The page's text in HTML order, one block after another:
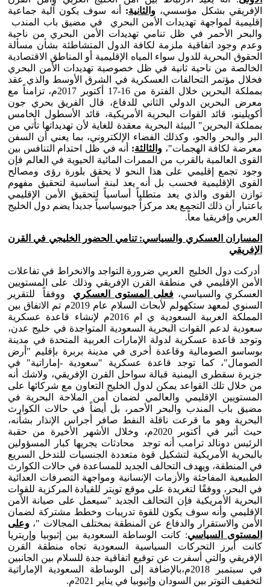
الإفريقي بشكل مؤسسي،والثانية: أنه سوف يكون آلية جماعية
إقليمية لمواجهة تهديدات الأمن البحري في مضيق باب المندب
والبحر الأحمر في ظل تنامي تهديدات الأمن البحري من ناحية
وعدم وجود اتفاقية ملزمة لكافة الدول المتشاطئة بشأن مسألة
الحقوق البحرية للدول سواء المياه الإقليمية أو المناطق الاقتصادية
الخالصة من ناحية ثانية في ظل خصوصية تهديدات الأمن البحري
فخلال مؤتمر التحالفات العسكرية في الشرق الأوسط والذي عقد
بمملكة البحرين خلال الفترة من 16-17 أكتوبر 2017م، تزامناً مع
معرض البحرين الدولي الثاني للدفاع، قال الفريق بحري جون
أكويلينو، قائد القوات البحرية الأمريكية، قائد الأسطول الخامس
بمملكة البحرين" البيئة البحرية معقدة للغاية لأن تهديداتها تأتي من
البر والبحر والجو، وكذلك الفضاء الإلكتروني، بما يعني أن السفن
معرضة لكافة الهجمات"، والثالثة:
أنه في ظل احتدام التنافس بين
القوى العالمية بالقرب من الممرات المائية الحيوية في العالم فإن
وجود تجمع إقليمي على هذا النحو لا يحقق بلورة رؤى ومصالح
القوى الإقليمية فحسب بل أنه يعد لبنة أساسية لتحقيق مفهوم
توازن القوى والذي يعد متطلباً أساسياً لتحقيق الأمن الإقليمي
باعتبار أن ذلك التجمع يعد مركزاً جيوسياسياً جديداً يضم دول الخليج
العربي وإفريقيا معاً.
المساران العسكري والسياسي: تنامي الحضور الخليجي في القرن
الإفريقي
أدركت دول الخليج العربي ضرورة التواجد والانخراط في تفاعلات
الأمن الإقليمي في منطقة القرن الإفريقي وذلك على المستويين
العسكري والسياسي، فعلى المستوى العسكري ووفقاً للتقرير
السنوي لمعهد ستكهولم لأبحاث السلام عام 2019م تم الاتفاق بين
المملكة العربية السعودية ي ام 2016م لإنشاء قاعدة عسكرية
سعودية لدعم القوات البحرية السعودية المتواجدة في خليج عدن،
وتوجد قاعدة عسكرية لدولة الإمارات العربية المتحدة في مدينة
بوساسو الصومالية وقاعدة أخرى في مدينة بربرة بإقليم "أرض
الصومال"، كما توجد قاعدة عسكرية "سعودية -إماراتية" في
جزيرة سقطرى اليمنية قبالة سواحل القرن الإفريقي، ولاشك أنه
من خلال تلك القواعد يمكن لدول الخليج التعاون مع شركائها على
المستويين الإقليمي والعالمي لضمان أمن الملاحة البحرية في
مضيق باب المندب والبحر الأحمر، بل أيضاً في حالات الكوارث
البحرية وهو ما قرعت ناقلة النفط صافر أجراس الإنذار بشأنه،
حيث أثير في أكتوبر 2020م، وخلال الأشهر الأخيرة من حقبة
الرئيس دونالد ترامب أنه توجد محادثات يجريها كبار المسؤولين
بالبحرية الأمريكية لتشكيل قوة متعددة الجنسيات للتدخل السريع
في المنطقة، ويهدف التحالف الجديد للمساعدة في حالات الكوارث
الطبيعية المفاجئة والأزمات الإنسانية ومواجهة التصرفات العدائية
في البحر، ووفقًا لتغريدة على موقع تويتر للقيادة المركزية للقوات
البحرية الأمريكية فإن التحالف الجديد "سيعمل على صيانة الأمن
الإقليمي وأنه سوف يكون للقوة تدريبات وخطط مشتركة لضمان
الأمن والاستقرار والدفاع عن المنطقة بمختلف المجالات "، وعلى
المستوى السياسي: كانت الوساطة السعودية بين إثيوبيا وإريتريا
كانت أبرز التحركات السياسية السعودية تجاه منطقة القرن
الإفريقي والتي أسفرت عن توقيع اتفاقية جدة للسلام بين الجانبين
في سبتمبر 2018م،بالإضافة إلى الوساطة السعودية الإماراتية
لتخفيف التوتر بين السودان وإثيوبيا في يناير 2021م.